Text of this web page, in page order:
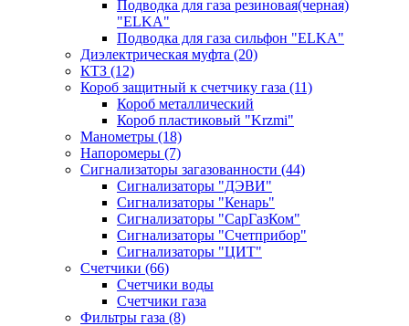
Подводка для газа резиновая(черная)
"ELKA"
Подводка для газа сильфон "ELKA"
Диэлектрическая муфта (20)
КТЗ (12)
Короб защитный к счетчику газа (11)
Короб металлический
Короб пластиковый "Krzmi"
Манометры (18)
Напоромеры (7)
Сигнализаторы загазованности (44)
Сигнализаторы "ДЭВИ"
Сигнализаторы "Кенарь"
Сигнализаторы "СарГазКом"
Сигнализаторы "Счетприбор"
Сигнализаторы "ЦИТ"
Счетчики (66)
Счетчики воды
Счетчики газа
Фильтры газа (8)